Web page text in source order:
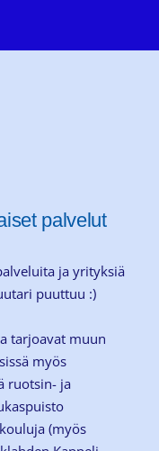
rf
palvelut
ja yrityksiä
puuttuu :)
tarjoavat muun
myös
ruotsin- ja
(myös